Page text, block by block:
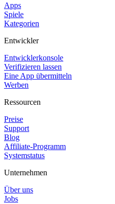
Apps
Spiele
Kategorien
Entwickler
Entwicklerkonsole
Verifizieren lassen
Eine App übermitteln
Werben
Ressourcen
Preise
Support
Blog
Affiliate-Programm
Systemstatus
Unternehmen
Über uns
Jobs